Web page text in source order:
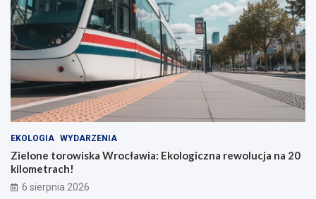
EKOLOGIA WYDARZENIA
Zielone torowiska Wrocławia: Ekologiczna rewolucja na 20
kilometrach!
6 sierpnia 2026